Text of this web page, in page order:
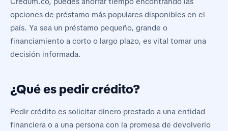
opciones de préstamo más populares disponibles en el
país. Ya sea un préstamo pequeño, grande o
financiamiento a corto o largo plazo, es vital tomar una
decisión informada.
¿Qué es pedir crédito?
Pedir crédito es solicitar dinero prestado a una entidad
financiera o a una persona con la promesa de devolverlo